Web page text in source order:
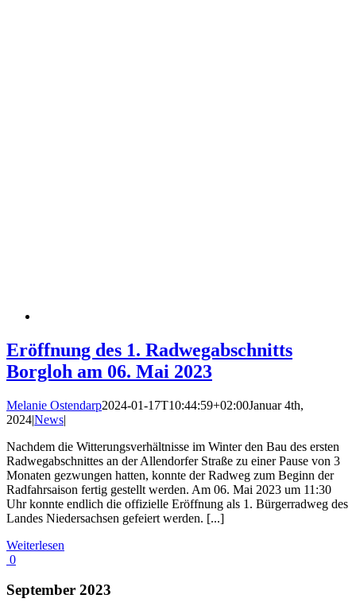
Eröffnung des 1. Radwegabschnitts
Borgloh am 06. Mai 2023
Melanie Ostendarp2024-01-17T10:44:59+02:00Januar 4th,
2024|News|
Nachdem die Witterungsverhältnisse im Winter den Bau des ersten
Radwegabschnittes an der Allendorfer Straße zu einer Pause von 3
Monaten gezwungen hatten, konnte der Radweg zum Beginn der
Radfahrsaison fertig gestellt werden. Am 06. Mai 2023 um 11:30
Uhr konnte endlich die offizielle Eröffnung als 1. Bürgerradweg des
Landes Niedersachsen gefeiert werden. [...]
Weiterlesen
0
September 2023